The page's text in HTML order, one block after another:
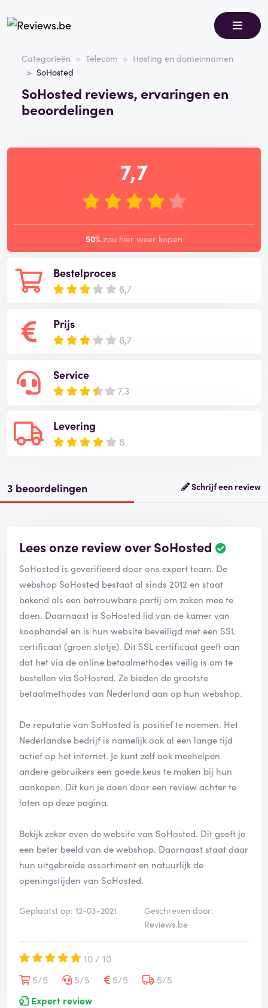
Categorieën Telecom
Hosting en domeinnamen
SoHosted
SoHosted reviews, ervaringen en
beoordelingen
Bestelproces
6,7
Prijs
6,7
Service
7,3
Levering
8
7,7
50% zou hier weer kopen
3 beoordelingen Schrijf een review
Lees onze review over SoHosted
SoHosted is geverifieerd door ons expert team. De
webshop SoHosted bestaat al sinds 2012 en staat
bekend als een betrouwbare partij om zaken mee te
doen. Daarnaast is SoHosted lid van de kamer van
koophandel en is hun website beveiligd met een SSL
certificaat (groen slotje). Dit SSL certificaat geeft aan
dat het via de online betaalmethodes veilig is om te
bestellen via SoHosted. Ze bieden de grootste
betaalmethodes van Nederland aan op hun webshop.
De reputatie van SoHosted is positief te noemen. Het
Nederlandse bedrijf is namelijk ook al een lange tijd
actief op het internet. Je kunt zelf ook meehelpen
andere gebruikers een goede keus te maken bij hun
aankopen. Dit kun je doen door een review achter te
laten op deze pagina.
Bekijk zeker even de website van SoHosted. Dit geeft je
een beter beeld van de webshop. Daarnaast staat daar
hun uitgebreide assortiment en natuurlijk de
openingstijden van SoHosted.
Geplaatst op: 12-03-2021
Geschreven door:
Reviews.be
10 / 10
5/5
5/5 5/5
5/5
Expert review